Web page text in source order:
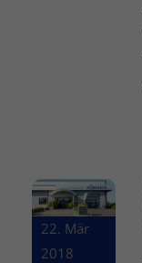
22. Mär
2018